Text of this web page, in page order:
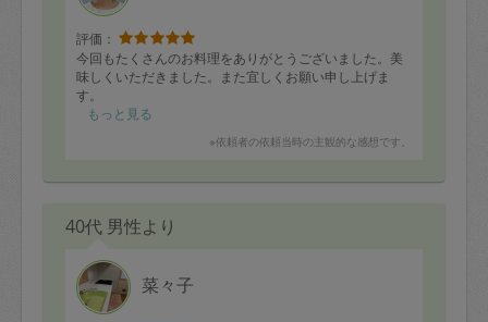
評価：
今回もたくさんのお料理をありがとうございました。美
味しくいただきました。また宜しくお願い申し上げま
す。
もっと見る
※依頼者の依頼当時の主観的な感想です。
40代 男性より
菜々子